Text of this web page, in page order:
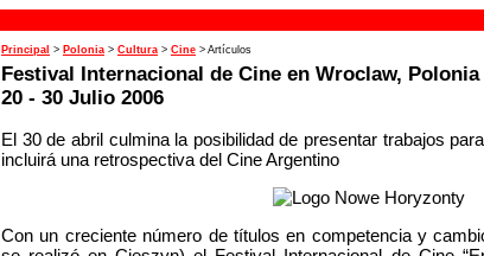
Principal > Polonia > Cultura > Cine > Artículos
Festival Internacional de Cine en Wroclaw, Polonia
20 - 30 Julio 2006
El 30 de abril culmina la posibilidad de presentar trabajos
incluirá una retrospectiva del Cine Argentino
Con un creciente número de títulos en competencia y